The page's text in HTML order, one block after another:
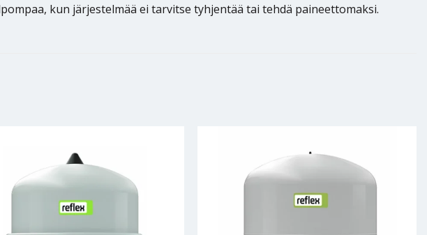
kun järjestelmää ei tarvitse tyhjentää tai tehdä paineettomaksi.